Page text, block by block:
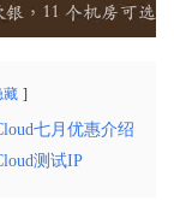
藏
七月优惠介绍
测试IP